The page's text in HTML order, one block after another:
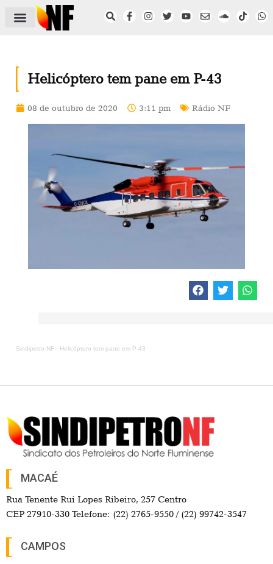
Helicóptero tem pane em P-43
08 de outubro de 2020 3:11 pm Rádio NF
Sindipetro-NF · Helicóptero tem pane em P-43
MACAÉ
Rua Tenente Rui Lopes Ribeiro, 257 Centro
CEP 27910-330 Telefone: (22) 2765-9550 / (22) 99742-3547
CAMPOS